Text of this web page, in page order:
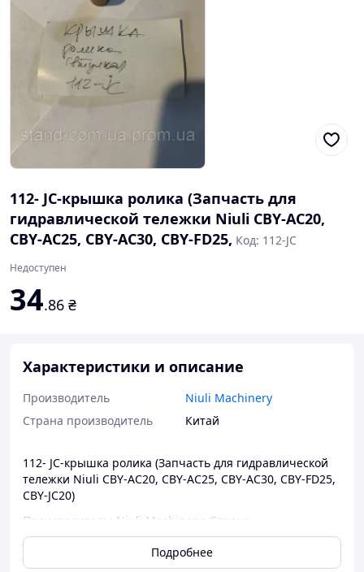
112- JC-крышка ролика (Запчасть для
гидравлической тележки Niuli CBY-AC20,
CBY-AC25, CBY-AC30, CBY-FD25, Код: 112-JC
Недоступен
34.86 ₴
Характеристики и описание
Производитель
Niuli Machinery
Страна производитель
Китай
112- JC-крышка ролика (Запчасть для гидравлической
тележки Niuli CBY-AC20, CBY-AC25, CBY-AC30, CBY-FD25,
CBY-JC20)
Производитель: Niuli Machinery; Страна
производитель: Китай
Подробнее